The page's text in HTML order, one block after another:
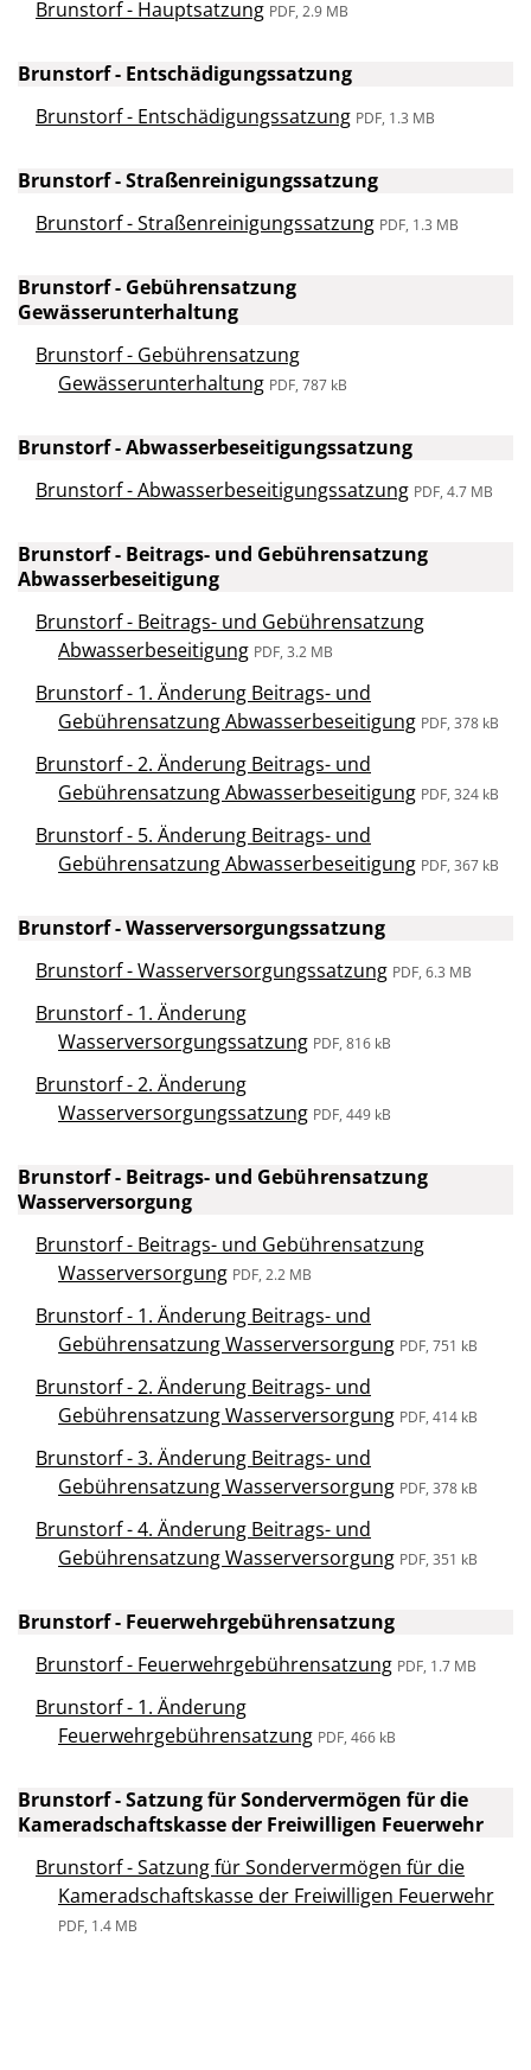
Brunstorf - Hauptsatzung PDF, 2.9 MB
Brunstorf - Entschädigungssatzung
Brunstorf - Entschädigungssatzung PDF, 1.3 MB
Brunstorf - Straßenreinigungssatzung
Brunstorf - Straßenreinigungssatzung PDF, 1.3 MB
Brunstorf - Gebührensatzung
Gewässerunterhaltung
Brunstorf - Gebührensatzung
Gewässerunterhaltung PDF, 787 kB
Brunstorf - Abwasserbeseitigungssatzung
Brunstorf - Abwasserbeseitigungssatzung PDF, 4.7 MB
Brunstorf - Beitrags- und Gebührensatzung
Abwasserbeseitigung
Brunstorf - Beitrags- und Gebührensatzung
Abwasserbeseitigung PDF, 3.2 MB
Brunstorf - 1. Änderung Beitrags- und
Gebührensatzung Abwasserbeseitigung PDF, 378 kB
Brunstorf - 2. Änderung Beitrags- und
Gebührensatzung Abwasserbeseitigung PDF, 324 kB
Brunstorf - 5. Änderung Beitrags- und
Gebührensatzung Abwasserbeseitigung PDF, 367 kB
Brunstorf - Wasserversorgungssatzung
Brunstorf - Wasserversorgungssatzung PDF, 6.3 MB
Brunstorf - 1. Änderung
Wasserversorgungssatzung PDF, 816 kB
Brunstorf - 2. Änderung
Wasserversorgungssatzung PDF, 449 kB
Brunstorf - Beitrags- und Gebührensatzung
Wasserversorgung
Brunstorf - Beitrags- und Gebührensatzung
Wasserversorgung PDF, 2.2 MB
Brunstorf - 1. Änderung Beitrags- und
Gebührensatzung Wasserversorgung PDF, 751 kB
Brunstorf - 2. Änderung Beitrags- und
Gebührensatzung Wasserversorgung PDF, 414 kB
Brunstorf - 3. Änderung Beitrags- und
Gebührensatzung Wasserversorgung PDF, 378 kB
Brunstorf - 4. Änderung Beitrags- und
Gebührensatzung Wasserversorgung PDF, 351 kB
Brunstorf - Feuerwehrgebührensatzung
Brunstorf - Feuerwehrgebührensatzung PDF, 1.7 MB
Brunstorf - 1. Änderung
Feuerwehrgebührensatzung PDF, 466 kB
Brunstorf - Satzung für Sondervermögen für die
Kameradschaftskasse der Freiwilligen Feuerwehr
Brunstorf - Satzung für Sondervermögen für die
Kameradschaftskasse der Freiwilligen Feuerwehr
PDF, 1.4 MB